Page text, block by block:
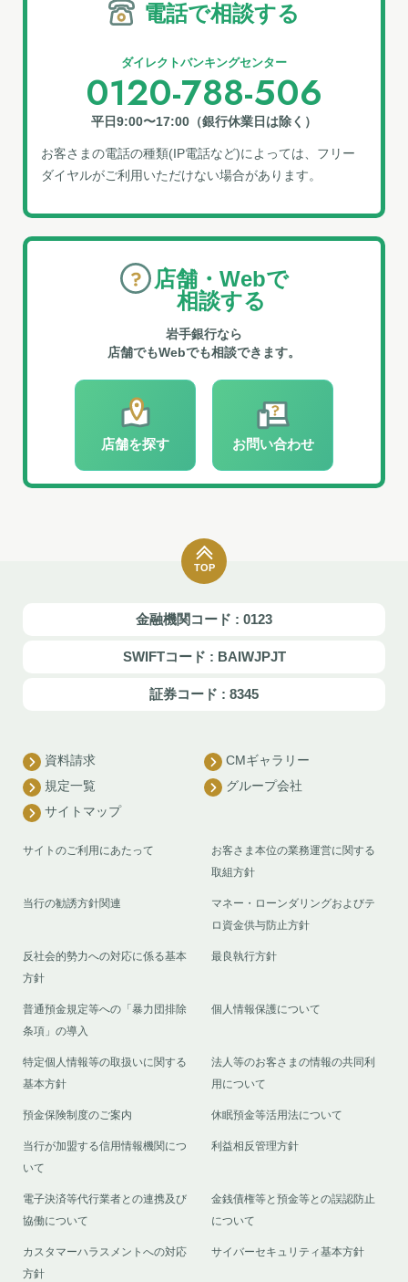
電話で相談する
ダイレクトバンキングセンター
0120-788-506
平日9:00〜17:00（銀行休業日は除く）
お客さまの電話の種類(IP電話など)によっては、フリー
ダイヤルがご利⽤いただけない場合があります。
店舗・Webで
相談する
岩手銀行なら
店舗でもWebでも相談できます。
店舗を探す お問い合わせ
TOP
金融機関コード : 0123
SWIFTコード : BAIWJPJT
証券コード : 8345
資料請求
CMギャラリー
規定一覧
グループ会社
サイトマップ
サイトのご利用にあたって
お客さま本位の業務運営に関する
取組方針
当行の勧誘方針関連
マネー・ローンダリングおよびテ
ロ資金供与防止方針
反社会的勢力への対応に係る基本
方針
最良執行方針
普通預金規定等への「暴力団排除
条項」の導入
個人情報保護について
特定個人情報等の取扱いに関する
基本方針
法人等のお客さまの情報の共同利
用について
預金保険制度のご案内 休眠預金等活用法について
当行が加盟する信用情報機関につ
いて
利益相反管理方針
電子決済等代行業者との連携及び
協働について
金銭債権等と預金等との誤認防止
について
カスタマーハラスメントへの対応
方針
サイバーセキュリティ基本方針